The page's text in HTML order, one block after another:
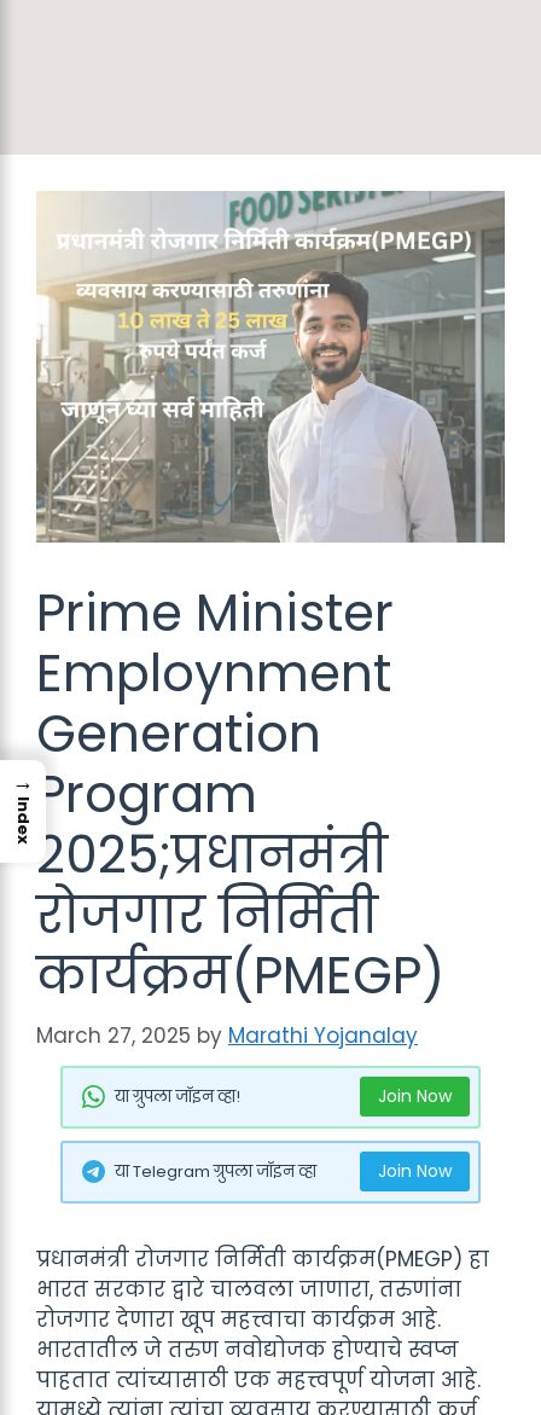
Prime Minister
Employnment
Generation
Program
2025;प्रधानमंत्री
रोजगार निर्मिती
कार्यक्रम(PMEGP)
March 27, 2025 by Marathi Yojanalay
या ग्रुपला जॉइन व्हा! Join Now
या Telegram ग्रुपला जॉइन व्हा Join Now
प्रधानमंत्री रोजगार निर्मिती कार्यक्रम(PMEGP) हा
भारत सरकार द्वारे चालवला जाणारा, तरुणांना
रोजगार देणारा खूप महत्त्वाचा कार्यक्रम आहे.
भारतातील जे तरुण नवोद्योजक होण्याचे स्वप्न
पाहतात त्यांच्यासाठी एक महत्त्वपूर्ण योजना आहे.
→
Index